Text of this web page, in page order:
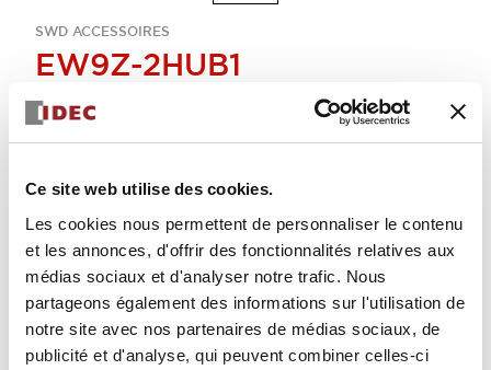
Ce site web utilise des cookies.
Les cookies nous permettent de personnaliser le contenu
et les annonces, d'offrir des fonctionnalités relatives aux
médias sociaux et d'analyser notre trafic. Nous
partageons également des informations sur l'utilisation de
notre site avec nos partenaires de médias sociaux, de
publicité et d'analyse, qui peuvent combiner celles-ci
SWD ACCESSOIRES
EW9Z-2HUB1
moyeu de sécurité SWD
Sélectionner la quantité
Ajouter au devis